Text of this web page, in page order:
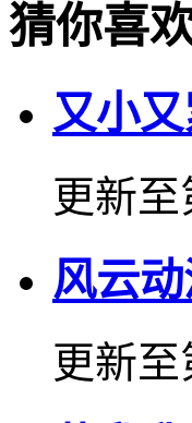
猜你喜
又小
更新至
风云
更新至